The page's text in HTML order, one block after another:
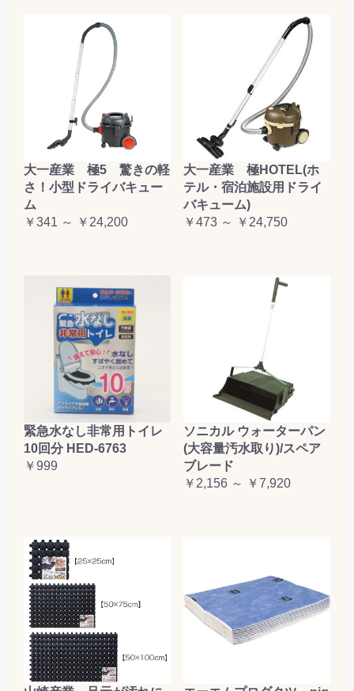
大一産業 極5 驚きの軽
さ！小型ドライバキュー
ム
￥341 ～ ￥24,200
大一産業 極HOTEL(ホ
テル・宿泊施設用ドライ
バキューム)
￥473 ～ ￥24,750
緊急水なし非常用トイレ
10回分 HED-6763
￥999
ソニカル ウォーターパン
(大容量汚水取り)/スペア
ブレード
￥2,156 ～ ￥7,920